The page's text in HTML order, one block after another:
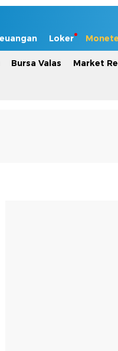
Loker
Bursa Valas Market